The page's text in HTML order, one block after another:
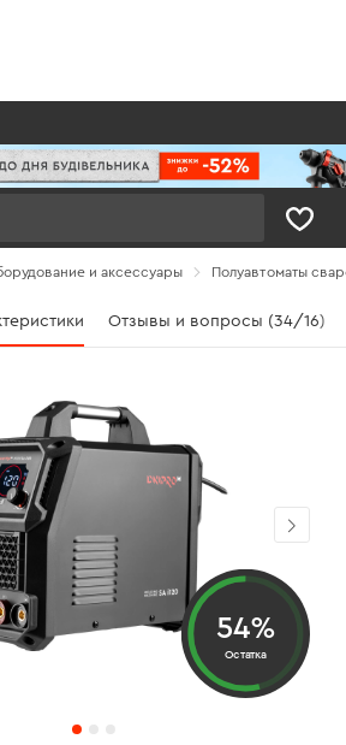
и аксессуары Полуавтоматы
Отзывы и вопросы (34/16)
54%
Остатка